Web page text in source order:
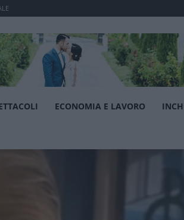
ECONOMIA E LAVORO